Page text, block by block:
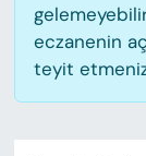
eczanenin
teyit